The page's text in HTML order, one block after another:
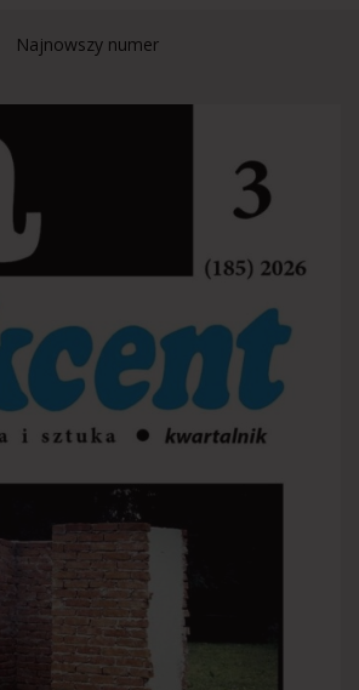
Najnowszy numer